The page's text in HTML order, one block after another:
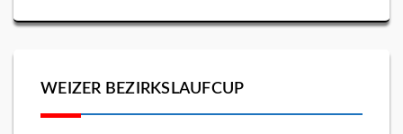
WEIZER BEZIRKSLAUFCUP